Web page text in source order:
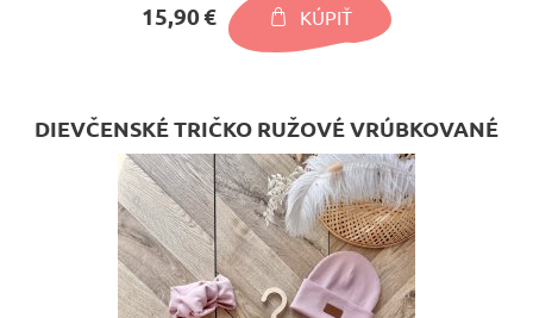
15,90 € KÚPIŤ
DIEVČENSKÉ TRIČKO RUŽOVÉ VRÚBKOVANÉ